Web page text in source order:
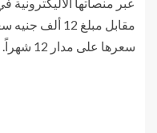
مقابل مبلغ 12
سعرها على مدار 12 شهراً.